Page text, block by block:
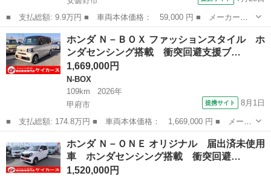
■ 支払総額: 9.9万円 ■ 車両本体価格： 59,000 円 ■ メーカー
名： ホンダ ■ 車種名： バモス ■ グレード名： Ｍ ４ＷＤ
５ＭＴ マニュアル 令和８年１１月７日 下取り車 ローン クレ
ジット ■ 排気...
長野 安曇野市 バモス
ホンダ Ｎ－ＢＯＸ ファッションスタイル ホ
ンダセンシング搭載 衝突回避支援ブ…
1,669,000円
N-BOX
109km
2026年
甲府市
提携サイト 8月1日
■ 支払総額: 174.8万円 ■ 車両本体価格： 1,669,000 円 ■ メーカ
ー名： ホンダ ■ 車種名： Ｎ－ＢＯＸ ■ グレード名： ファッ
ションスタイル ホンダセンシング搭載 衝突回避支援ブレーキ 誤
発進抑制...
N-BOX
ホンダ Ｎ－ＯＮＥ オリジナル 届出済未使用
車 ホンダセンシング搭載 衝突回避…
1,520,000円